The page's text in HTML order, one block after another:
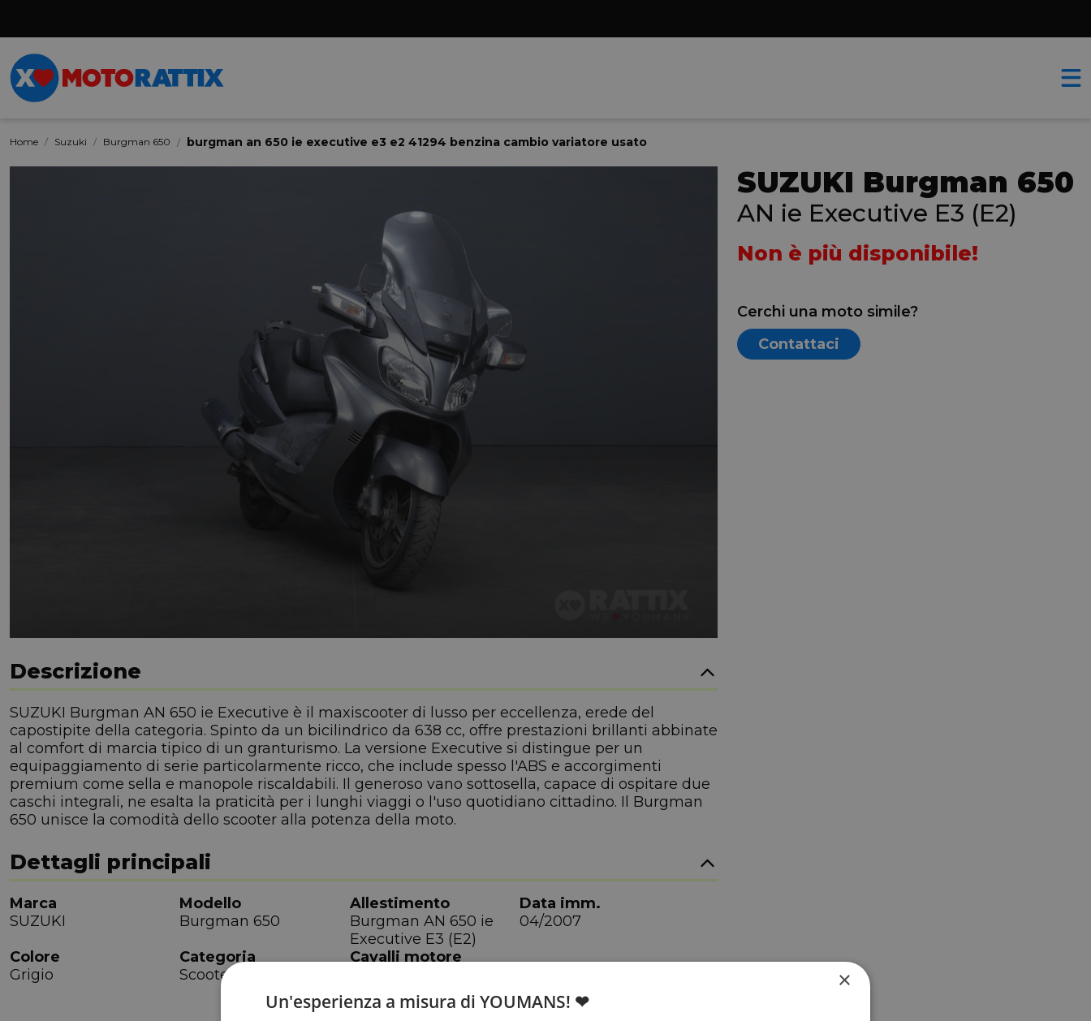
Home Suzuki Burgman 650 burgman an 650 ie executive e3 e2 41294 benzina cambio variatore usato
Descrizione
SUZUKI Burgman AN 650 ie Executive è il maxiscooter di lusso per eccellenza, erede del
capostipite della categoria. Spinto da un bicilindrico da 638 cc, offre prestazioni brillanti abbinate
al comfort di marcia tipico di un granturismo. La versione Executive si distingue per un
equipaggiamento di serie particolarmente ricco, che include spesso l'ABS e accorgimenti
premium come sella e manopole riscaldabili. Il generoso vano sottosella, capace di ospitare due
caschi integrali, ne esalta la praticità per i lunghi viaggi o l'uso quotidiano cittadino. Il Burgman
650 unisce la comodità dello scooter alla potenza della moto.
Dettagli principali
Marca
SUZUKI
Modello
Burgman 650
Allestimento
Burgman AN 650 ie
Executive E3 (E2)
Data imm.
04/2007
Colore
Grigio
Categoria
Scooterone
Cavalli motore
SUZUKI Burgman 650
AN ie Executive E3 (E2)
Non è più disponibile!
Cerchi una moto simile?
Contattaci
×
Un'esperienza a misura di YOUMANS! ❤